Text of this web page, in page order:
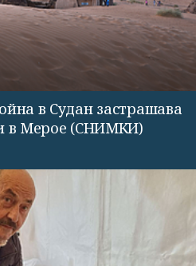
в Судан застрашава
в Мерое (СНИМКИ)